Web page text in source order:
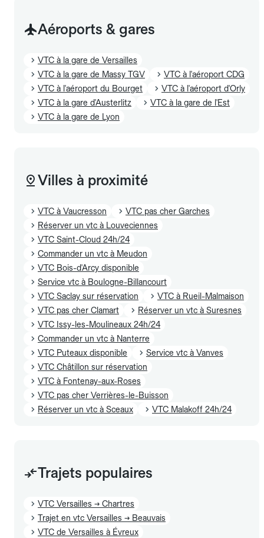
Aéroports & gares
VTC à la gare de Versailles
VTC à la gare de Massy TGV
VTC à l'aéroport CDG
VTC à l'aéroport du Bourget
VTC à l'aéroport d'Orly
VTC à la gare d'Austerlitz
VTC à la gare de l'Est
VTC à la gare de Lyon
Villes à proximité
VTC à Vaucresson
VTC pas cher Garches
Réserver un vtc à Louveciennes
VTC Saint-Cloud 24h/24
Commander un vtc à Meudon
VTC Bois-d'Arcy disponible
Service vtc à Boulogne-Billancourt
VTC Saclay sur réservation
VTC à Rueil-Malmaison
VTC pas cher Clamart
Réserver un vtc à Suresnes
VTC Issy-les-Moulineaux 24h/24
Commander un vtc à Nanterre
VTC Puteaux disponible
Service vtc à Vanves
VTC Châtillon sur réservation
VTC à Fontenay-aux-Roses
VTC pas cher Verrières-le-Buisson
Réserver un vtc à Sceaux
VTC Malakoff 24h/24
Trajets populaires
VTC Versailles → Chartres
Trajet en vtc Versailles → Beauvais
VTC de Versailles à Évreux